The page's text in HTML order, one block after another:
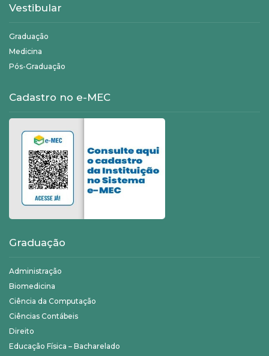
Vestibular
Graduação
Medicina
Pós-Graduação
Cadastro no e-MEC
Graduação
Administração
Biomedicina
Ciência da Computação
Ciências Contábeis
Direito
Educação Física – Bacharelado